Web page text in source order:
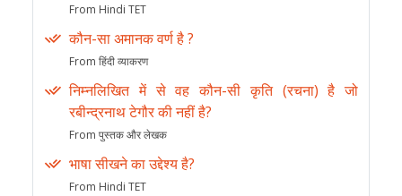
From Hindi TET
कौन-सा अमानक वर्ण है ?
From हिंदी व्याकरण
निम्नलिखित में से वह कौन-सी कृति (रचना) है जो
रबीन्द्रनाथ टेगौर की नहीं है?
From पुस्तक और लेखक
भाषा सीखने का उद्देश्य है?
From Hindi TET